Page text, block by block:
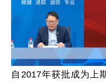
自2017年获批成为上